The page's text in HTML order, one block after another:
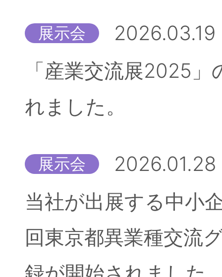
展示会
2026.03.19
「産業交流展2025
れました。
展示会
2026.01.28
当社が出展する中小
回東京都異業種交流